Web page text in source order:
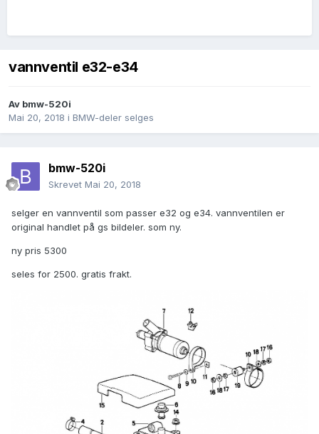
vannventil e32-e34
Av bmw-520i
Mai 20, 2018 i BMW-deler selges
bmw-520i
Skrevet Mai 20, 2018
selger en vannventil som passer e32 og e34. vannventilen er
original handlet på gs bildeler. som ny.
ny pris 5300
seles for 2500. gratis frakt.